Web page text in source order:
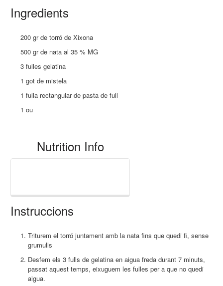
Ingredients
200 gr de torró de Xixona
500 gr de nata al 35 % MG
3 fulles gelatina
1 got de mistela
1 fulla rectangular de pasta de full
1 ou
Nutrition Info
Instruccions
Triturem el torró juntament amb la nata fins que quedi fi, sense
grumulls
Desfem els 3 fulls de gelatina en aigua freda durant 7 minuts,
passat aquest temps, eixuguem les fulles per a que no quedi
aigua.